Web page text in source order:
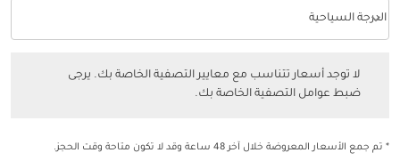
فئة المقصورة option الدرجة السياحية Selected
الدرجة السياحية
keyboard_arrow_down
لا توجد أسعار تتناسب مع معايير التصفية الخاصة بك. يرجى
ضبط عوامل التصفية الخاصة بك.
* تم جمع الأسعار المعروضة خلال آخر 48 ساعة وقد لا تكون متاحة وقت الحجز.